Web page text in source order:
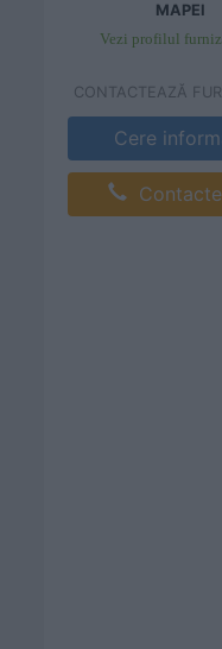
MAPEI
Vezi profilul
CONTACTEAZĂ
Cere